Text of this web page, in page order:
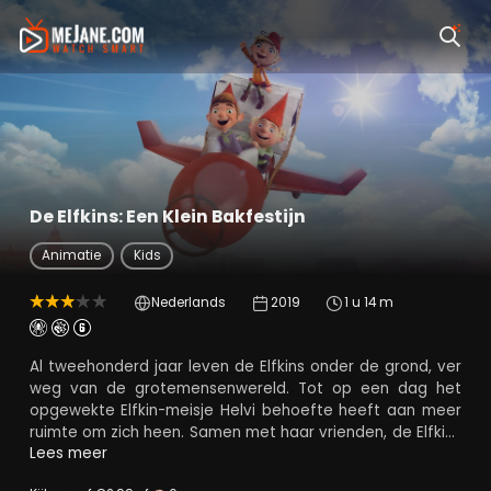
De Elfkins: Een Klein Bakfestijn
Animatie Kids
Nederlands 2019 1 u 14 m
Al tweehonderd jaar leven de Elfkins onder de grond, ver
weg van de grotemensenwereld. Tot op een dag het
opgewekte Elfkin-meisje Helvi behoefte heeft aan meer
ruimte om zich heen. Samen met haar vrienden, de Elfkin-
jongens Kipp en Butz, trekt ze naar de bovengrondse
Lees meer